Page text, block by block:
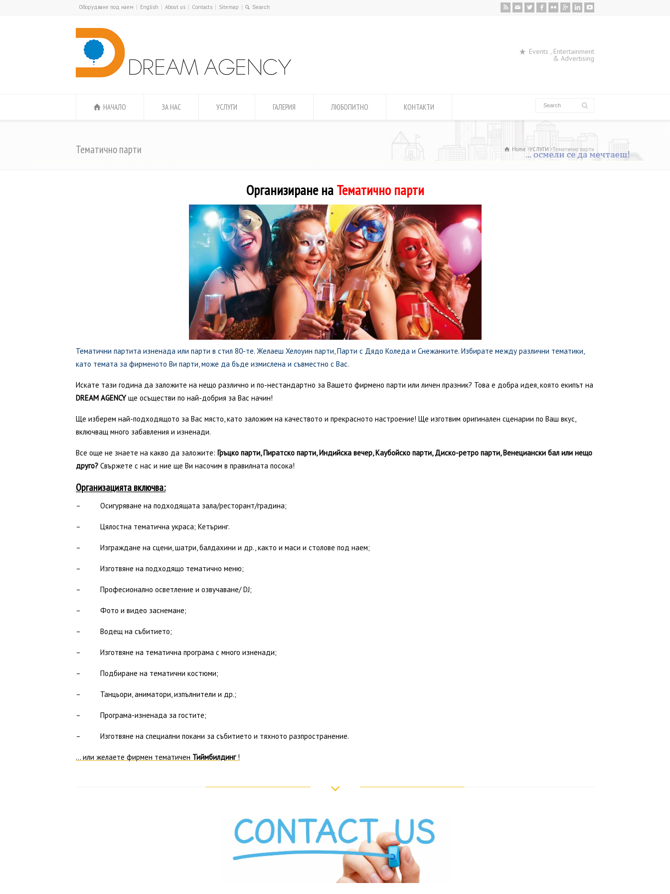
Оборудване под наем English About us Contacts Sitemap
Events , Entertainment
& Advertising
НАЧАЛО ЗА НАС УСЛУГИ ГАЛЕРИЯ ЛЮБОПИТНО КОНТАКТИ
Тематично парти Home УСЛУГИ Тематично парти
Организиране наТематично парти
Тематични партита изненада или парти в стил 80-те. Желаеш Хелоуин парти, Парти с Дядо Коледа и Снежанките. Избирате между различни тематики,
като темата за фирменото Ви парти, може да бъде измислена и съвместно с Вас.
Искате тази година да заложите на нещо различно и по-нестандартно за Вашето фирмено парти или личен празник? Това е добра идея, която екипът на
DREAM AGENCY ще осъществи по най-добрия за Вас начин!
Ще изберем най-подходящото за Вас място, като заложим на качеството и прекрасното настроение! Ще изготвим оригинален сценарии по Ваш вкус,
включващ много забавления и изненади.
Все още не знаете на какво да заложите: Гръцко парти, Пиратско парти, Индийска вечер, Каубойско парти, Диско-ретро парти, Венециански бал или нещо
друго? Свържете с нас и ние ще Ви насочим в правилната посока!
Организацията включва:
– Осигуряване на подходящата зала/ресторант/градина;
– Цялостна тематична украса; Кетъринг.
– Изграждане на сцени, шатри, балдахини и др., както и маси и столове под наем;
– Изготвяне на подходящо тематично меню;
– Професионално осветление и озвучаване/ DJ;
– Фото и видео заснемане;
– Водещ на събитието;
– Изготвяне на тематична програма с много изненади;
– Подбиране на тематични костюми;
– Танцьори, аниматори, изпълнители и др.;
– Програма-изненада за гостите;
– Изготвяне на специални покани за събитието и тяхното разпространение.
… или желаете фирмен тематичен Тиймбилдинг!